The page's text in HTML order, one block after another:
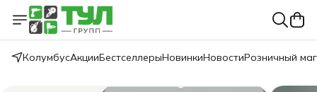
КолумбусАкцииБестселлерыНовинкиНовостиРозничный